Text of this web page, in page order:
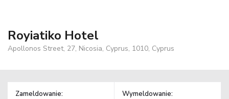
Royiatiko Hotel
Apollonos Street, 27, Nicosia, Cyprus, 1010, Cyprus
Zameldowanie: Wymeldowanie: